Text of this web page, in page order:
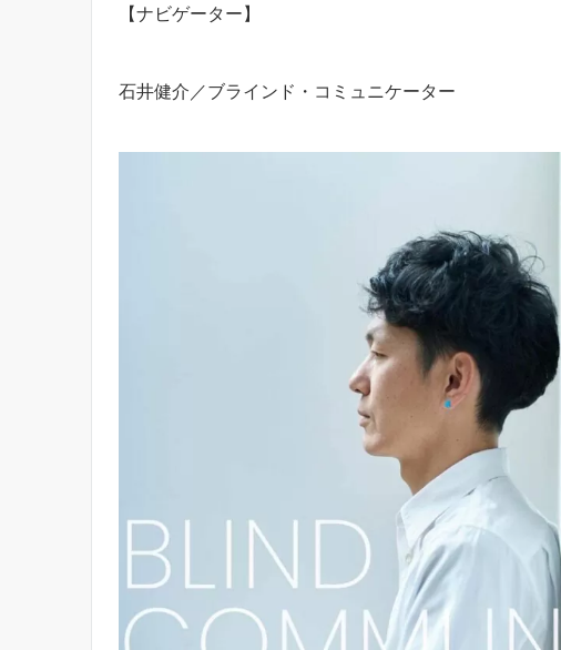
【ナビゲーター】
石井健介／ブラインド・コミュニケーター